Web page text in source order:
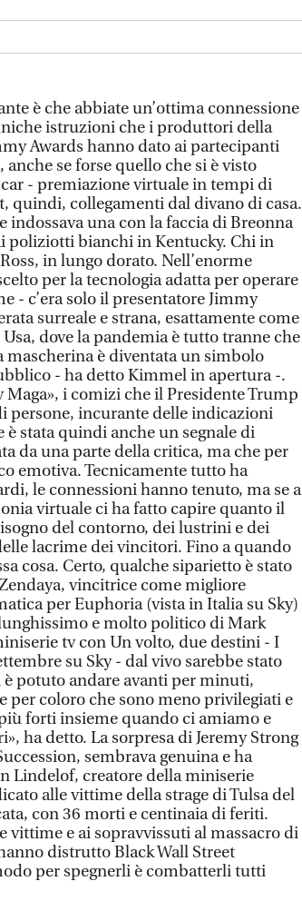
è che abbiate un’ottima connessione
istruzioni che i produttori della
Awards hanno dato ai partecipanti
se forse quello che si è visto
- premiazione virtuale in tempi di
quindi, collegamenti dal divano di casa.
indossava una con la faccia di Breonna
poliziotti bianchi in Kentucky. Chi in
in lungo dorato. Nell’enorme
per la tecnologia adatta per operare
- c’era solo il presentatore Jimmy
surreale e strana, esattamente come
dove la pandemia è tutto tranne che
mascherina è diventata un simbolo
- ha detto Kimmel in apertura -.
i comizi che il Presidente Trump
persone, incurante delle indicazioni
stata quindi anche un segnale di
da una parte della critica, ma che per
emotiva. Tecnicamente tutto ha
le connessioni hanno tenuto, ma se a
virtuale ci ha fatto capire quanto il
del contorno, dei lustrini e dei
lacrime dei vincitori. Fino a quando
cosa. Certo, qualche siparietto è stato
vincitrice come migliore
per Euphoria (vista in Italia su Sky)
e molto politico di Mark
tv con Un volto, due destini - I
su Sky - dal vivo sarebbe stato
potuto andare avanti per minuti,
per coloro che sono meno privilegiati e
forti insieme quando ci amiamo e
ha detto. La sorpresa di Jeremy Strong
sembrava genuina e ha
Lindelof, creatore della miniserie
alle vittime della strage di Tulsa del
con 36 morti e centinaia di feriti.
vittime e ai sopravvissuti al massacro di
distrutto Black Wall Street
per spegnerli è combatterli tutti